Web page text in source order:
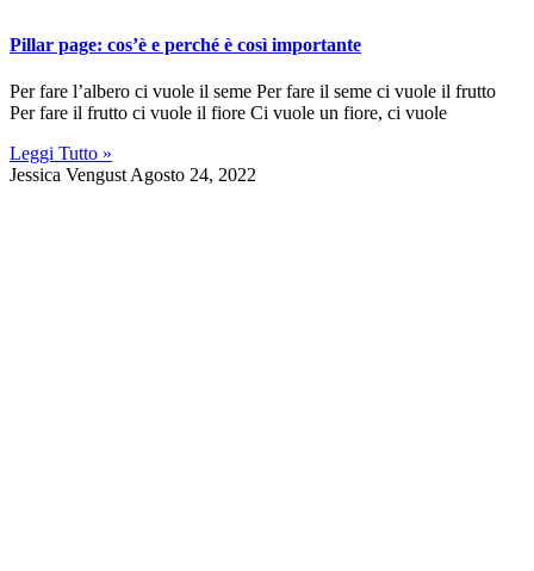
Pillar page: cos’è e perché è così importante
Per fare l’albero ci vuole il seme Per fare il seme ci vuole il frutto
Per fare il frutto ci vuole il fiore Ci vuole un fiore, ci vuole
Leggi Tutto »
Jessica Vengust Agosto 24, 2022